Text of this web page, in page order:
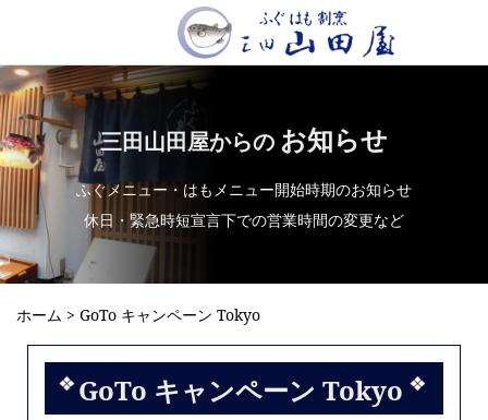
三田山田屋からの お知らせ
ふぐメニュー・はもメニュー開始時期のお知らせ
休日・緊急時短宣言下での営業時間の変更など
ホーム > GoTo キャンペーン Tokyo
GoTo キャンペーン Tokyo